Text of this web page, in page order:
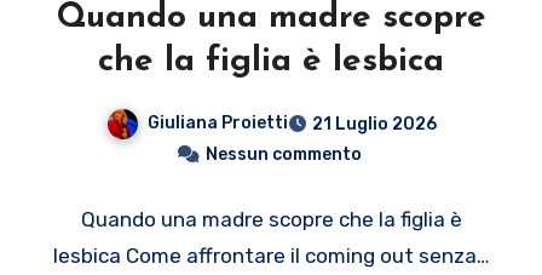
Quando una madre scopre
che la figlia è lesbica
Giuliana Proietti
21 Luglio 2026
Nessun commento
Quando una madre scopre che la figlia è
lesbica Come affrontare il coming out senza…